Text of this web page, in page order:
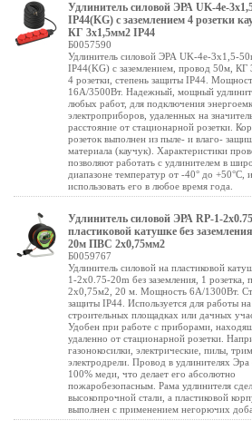
Удлинитель силовой ЭРА UK-4e-
IP44(KG) с заземлением 4 розетки
КГ 3х1,5мм2 IP44
Б0057590
Удлинитель силовой ЭРА UK-4e-3x1,5-
IP44(KG) с заземлением, провод 50м, КГ
4 розетки, степень защиты IP44.
16А/3500Вт. Надежный, мощный
любых работ, для подключения
электроприборов, удаленных на
расстояние от стационарной розетки.
розеток выполнен из пыле- и влаго-
материала (каучук). Характеристики
позволяют работать с удлинителем в
диапазоне температур от -40° до +50°С, и
использовать его в любое время года.
Удлинитель силовой ЭРА RP-1-
пластиковой катушке без
20м ПВС 2х0,75мм2
Б0059767
Удлинитель силовой на пластиковой
1-2x0.75-20m без заземления, 1
2х0,75м2, 20 м. Мощность 6А/1300Вт.
защиты IP44. Используется для работы на
строительных площадках или дачных
Удобен при работе с приборами,
удаленно от стационарной розетки.
газонокосилки, электрические, пилы,
электродрели. Провод в удлинителях Эра
100% меди, что делает его абсолютно
пожаробезопасным. Рама удлинителя
высокопрочной стали, а пластиковой
выполнен с применением негорючих